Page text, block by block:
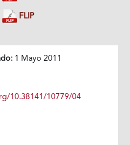
FLIP
1 Mayo 2011
10.38141/10779/04